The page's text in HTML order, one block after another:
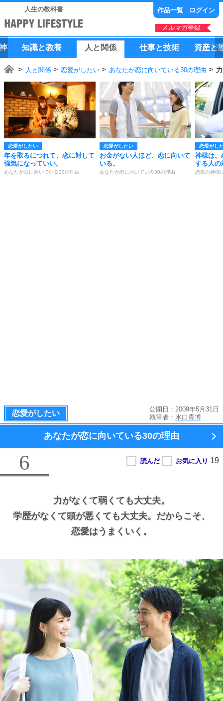
人生の教科書 作品一覧 ログイン
メルマガ登録
知識と教養 人 と 関係 仕事と技術 資産と
人と関係 恋愛がしたい あなたが恋に向いている30の理由
恋愛がしたい
年を取るにつれて、恋に対して
強気になっていい。
あなたが恋に向いている30の理由
恋愛がしたい
お金がない人ほど、恋に向いて
いる。
あなたが恋に向いている30の理由
恋愛がし
神様は、
する人の
恋愛の神様
恋愛がしたい
公開日：2009年5月31日
執筆者： 水口貴博
あなたが恋に向いている30の理由
6
力がなくて弱くても大丈夫。
学歴がなくて頭が悪くても大丈夫。 だからこそ、
恋愛はうまくいく。